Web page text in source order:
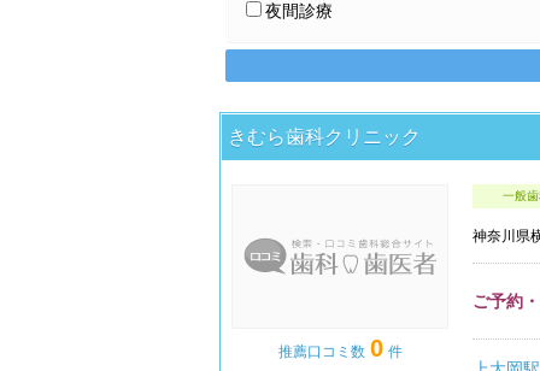
夜間診療
きむら歯科クリニック
推薦口コミ数 0 件
一般
神奈川県
ご予約